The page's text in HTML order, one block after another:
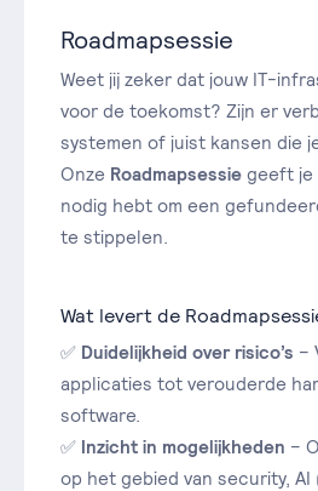
Roadmapsessie
Weet jij zeker dat jouw IT-
voor de toekomst? Zijn er
systemen of juist kansen die
Onze Roadmapsessie geeft je
nodig hebt om een
te stippelen.
Wat levert de
✅ Duidelijkheid over risico’s –
applicaties tot verouderde
software.
✅ Inzicht in mogelijkheden –
op het gebied van security, AI